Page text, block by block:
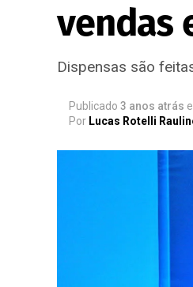
vendas
Dispensas são
Publicado 3 anos atrás
Por Lucas Rotelli